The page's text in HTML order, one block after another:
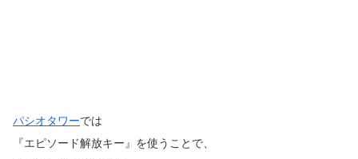
パシオタワーでは
『エピソード解放キー』を使うことで、